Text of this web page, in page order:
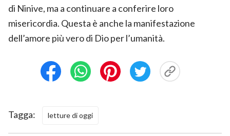
di Ninive, ma a continuare a conferire loro
misericordia. Questa è anche la manifestazione
dell’amore più vero di Dio per l’umanità.
Tagga: letture di oggi